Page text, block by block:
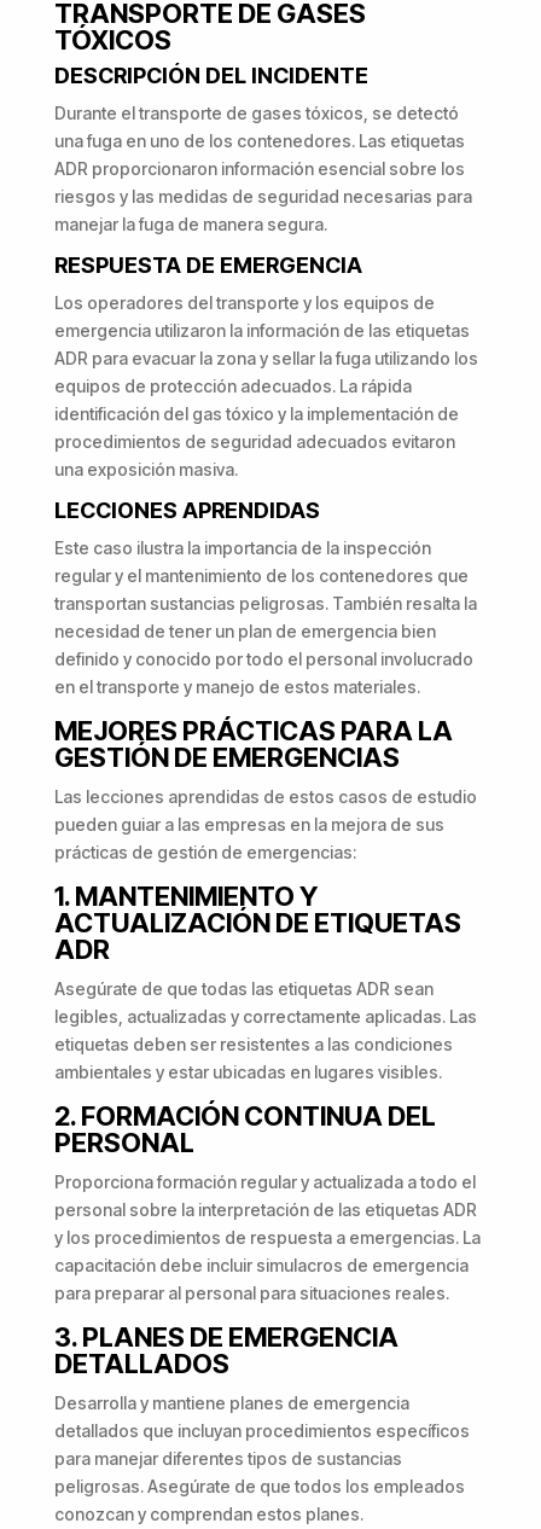
TRANSPORTE DE GASES
TÓXICOS
DESCRIPCIÓN DEL INCIDENTE
Durante el transporte de gases tóxicos, se detectó
una fuga en uno de los contenedores. Las etiquetas
ADR proporcionaron información esencial sobre los
riesgos y las medidas de seguridad necesarias para
manejar la fuga de manera segura.
RESPUESTA DE EMERGENCIA
Los operadores del transporte y los equipos de
emergencia utilizaron la información de las etiquetas
ADR para evacuar la zona y sellar la fuga utilizando los
equipos de protección adecuados. La rápida
identificación del gas tóxico y la implementación de
procedimientos de seguridad adecuados evitaron
una exposición masiva.
LECCIONES APRENDIDAS
Este caso ilustra la importancia de la inspección
regular y el mantenimiento de los contenedores que
transportan sustancias peligrosas. También resalta la
necesidad de tener un plan de emergencia bien
definido y conocido por todo el personal involucrado
en el transporte y manejo de estos materiales.
MEJORES PRÁCTICAS PARA LA
GESTIÓN DE EMERGENCIAS
Las lecciones aprendidas de estos casos de estudio
pueden guiar a las empresas en la mejora de sus
prácticas de gestión de emergencias:
1. MANTENIMIENTO Y
ACTUALIZACIÓN DE ETIQUETAS
ADR
Asegúrate de que todas las etiquetas ADR sean
legibles, actualizadas y correctamente aplicadas. Las
etiquetas deben ser resistentes a las condiciones
ambientales y estar ubicadas en lugares visibles.
2. FORMACIÓN CONTINUA DEL
PERSONAL
Proporciona formación regular y actualizada a todo el
personal sobre la interpretación de las etiquetas ADR
y los procedimientos de respuesta a emergencias. La
capacitación debe incluir simulacros de emergencia
para preparar al personal para situaciones reales.
3. PLANES DE EMERGENCIA
DETALLADOS
Desarrolla y mantiene planes de emergencia
detallados que incluyan procedimientos específicos
para manejar diferentes tipos de sustancias
peligrosas. Asegúrate de que todos los empleados
conozcan y comprendan estos planes.